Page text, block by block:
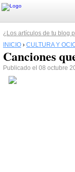
¿Los artículos de tu blog
INICIO › CULTURA Y
Canciones
Publicado el 08 octubre